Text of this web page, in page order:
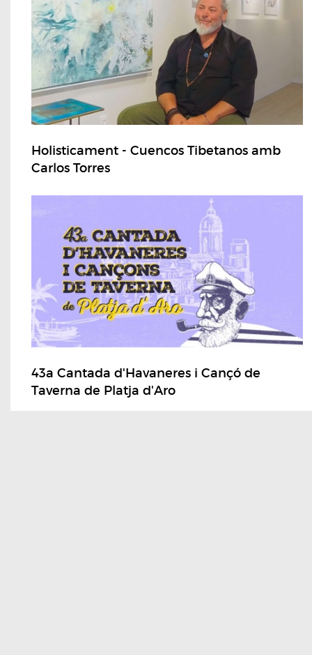
Holisticament - Cuencos Tibetanos amb
Carlos Torres
43a Cantada d'Havaneres i Cançó de
Taverna de Platja d'Aro